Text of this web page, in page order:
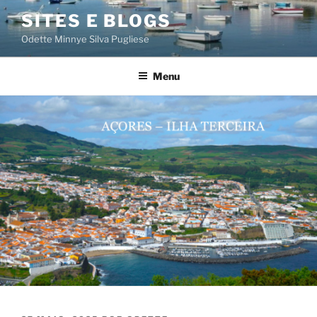
Saltar
para
conteúdo
SITES E BLOGS
Odette Minnye Silva Pugliese
Menu